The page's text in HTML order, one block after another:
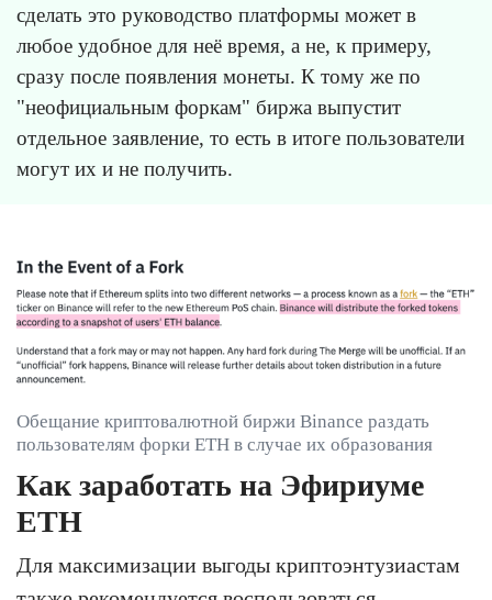
сделать это руководство платформы может в
любое удобное для неё время, а не, к примеру,
сразу после появления монеты. К тому же по
"неофициальным форкам" биржа выпустит
отдельное заявление, то есть в итоге пользователи
могут их и не получить.
Обещание криптовалютной биржи Binance раздать
пользователям форки ETH в случае их образования
Как заработать на Эфириуме
ETH
Для максимизации выгоды криптоэнтузиастам